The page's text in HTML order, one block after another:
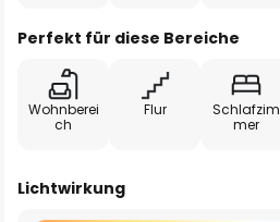
Perfekt für diese Bereiche
Wohnberei
ch
Flur
Schlafzim
mer
Lichtwirkung